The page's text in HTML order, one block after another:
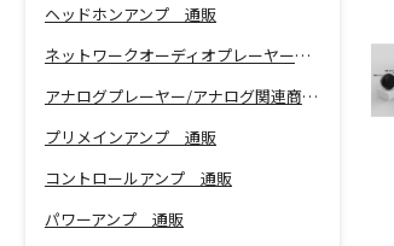
ヘッドホンアンプ 通販
ネットワークオーディオプレーヤー 通販
アナログプレーヤー/アナログ関連商品 通販
プリメインアンプ 通販
コントロールアンプ 通販
パワーアンプ 通販